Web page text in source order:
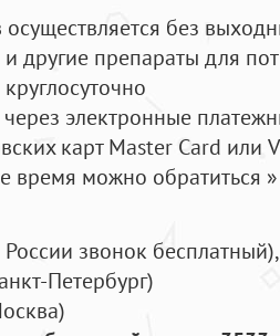
без
другие препараты для
электронные
карт Master Card или
время можно обратиться
звонок бесплатный),
Петербург)